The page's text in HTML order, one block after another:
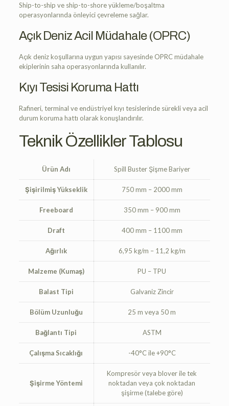
Ship-to-ship ve ship-to-shore yükleme/boşaltma
operasyonlarında önleyici çevreleme sağlar.
Açık Deniz Acil Müdahale (OPRC)
Açık deniz koşullarına uygun yapısı sayesinde OPRC müdahale
ekiplerinin saha operasyonlarında kullanılır.
Kıyı Tesisi Koruma Hattı
Rafineri, terminal ve endüstriyel kıyı tesislerinde sürekli veya acil
durum koruma hattı olarak konuşlandırılır.
Teknik Özellikler Tablosu
Ürün Adı Spill Buster Şişme Bariyer
Şişirilmiş Yükseklik 750 mm – 2000 mm
Freeboard 350 mm – 900 mm
Draft 400 mm – 1100 mm
Ağırlık 6,95 kg/m – 11,2 kg/m
Malzeme (Kumaş) PU – TPU
Balast Tipi Galvaniz Zincir
Bölüm Uzunluğu 25 m veya 50 m
Bağlantı Tipi ASTM
Çalışma Sıcaklığı -40°C ile +90°C
Şişirme Yöntemi
Kompresör veya blover ile tek
noktadan veya çok noktadan
şişirme (talebe göre)